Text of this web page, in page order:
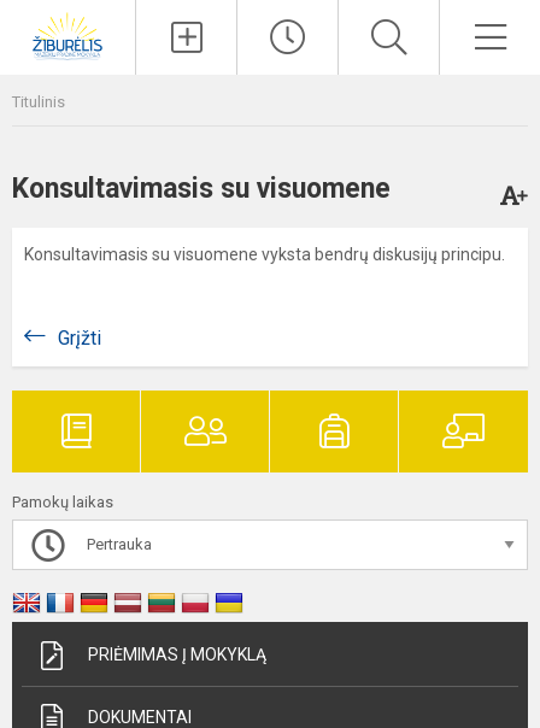
Titulinis
Konsultavimasis su visuomene
Konsultavimasis su visuomene vyksta bendrų diskusijų principu.
Grįžti
Pamokų laikas
Pertrauka
PRIĖMIMAS Į MOKYKLĄ
DOKUMENTAI